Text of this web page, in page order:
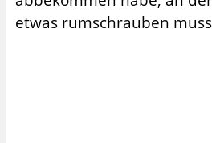
etwas rumschrauben